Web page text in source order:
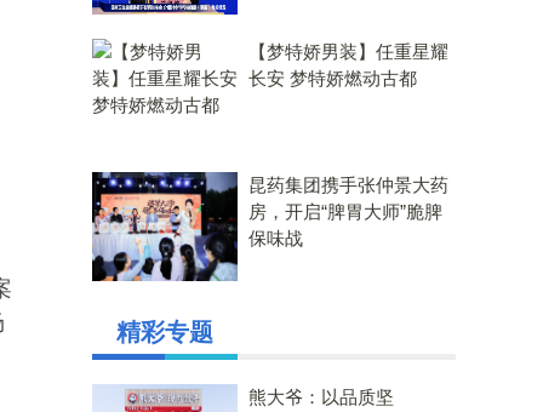
【梦特娇男装】任重星耀
长安 梦特娇燃动古都
昆药集团携手张仲景大药
房，开启“脾胃大师”脆脾
保味战
精彩专题
熊大爷：以品质坚